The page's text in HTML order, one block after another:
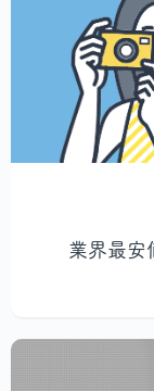
業界最安